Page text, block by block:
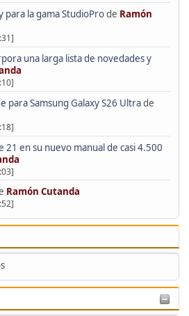
para la gama StudioProde Ramón
una larga lista de novedades y
para Samsung Galaxy S26 Ultrade
21 en su nuevo manual de casi 4.500
Ramón Cutanda